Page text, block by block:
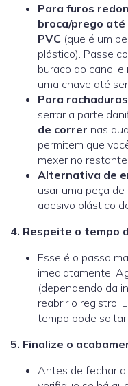
Para furos
broca/prego até
PVC (que é um
plástico). Passe
buraco do cano,
uma chave até
Para
serrar a parte
de correr nas
permitem que
mexer no
Alternativa de
usar uma peça
adesivo plástico
4. Respeite o tempo
Esse é o passo
imediatamente.
(dependendo da
reabrir o registro.
tempo pode soltar
5. Finalize o
Antes de fechar